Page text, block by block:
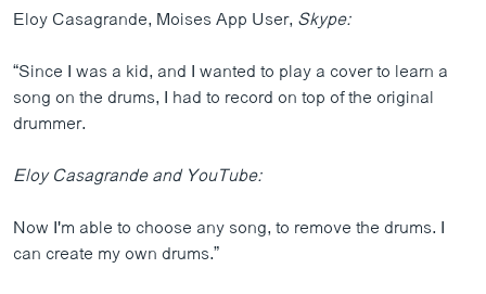
Eloy Casagrande, Moises App User, Skype:
“Since I was a kid, and I wanted to play a cover to learn a
song on the drums, I had to record on top of the original
drummer.
Eloy Casagrande and YouTube:
Now I'm able to choose any song, to remove the drums. I
can create my own drums.”